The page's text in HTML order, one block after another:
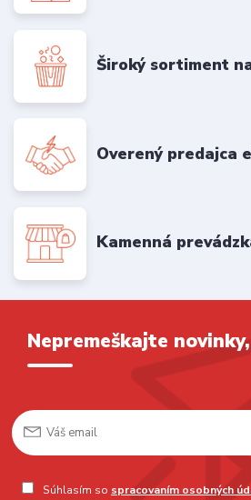
Široký sortiment
Overený predajca
Kamenná
Nepremeškajte
Súhlasím so spracovaním osobných